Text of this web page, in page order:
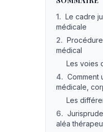
1. Le cadre
médicale
2.
médical
Les voies
4. Comment
médicale,
Les
6.
aléa